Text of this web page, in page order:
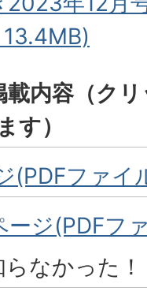
内容（ク
す）
(PDFファイ
ージ(PDFフ
らなかった